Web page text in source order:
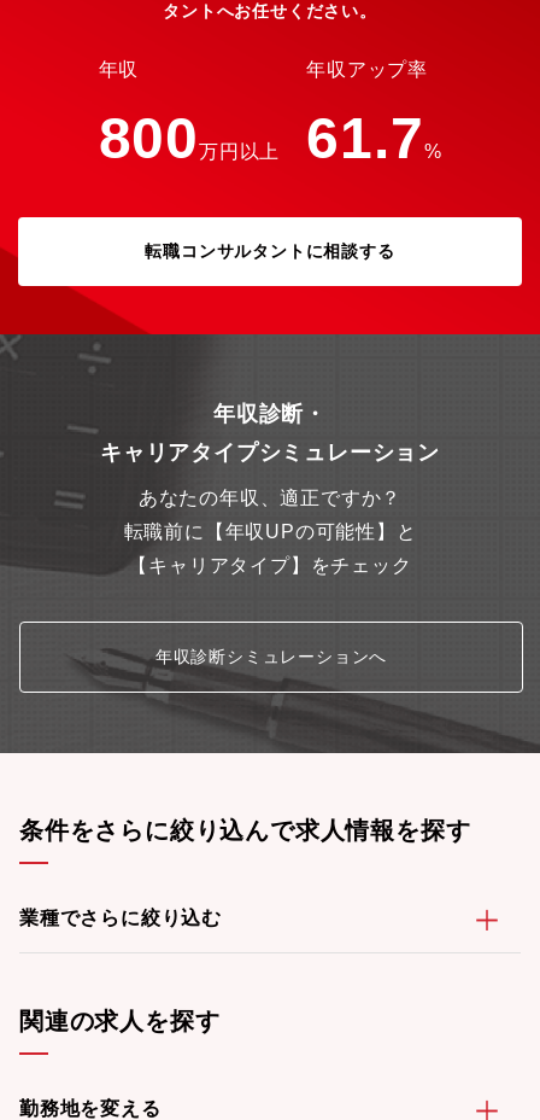
ーとして、常に業界のパイオニアとして走り続けてきました。当
提供することを前提としており、お客様からの支持も絶大です。
を整備していくべく、今後も安定した更なる事業成長・店舗拡大
を目指し、安定した経営を継続していきます。
タントへお任せください。
年収
800万円以上
年収アップ率
61.7%
転職コンサルタントに相談する
年収診断・
キャリアタイプシミュレーション
あなたの年収、適正ですか？
転職前に【年収UPの可能性】と
【キャリアタイプ】をチェック
年収診断シミュレーションへ
条件をさらに絞り込んで求人情報を探す
業種でさらに絞り込む
関連の求人を探す
勤務地を変える